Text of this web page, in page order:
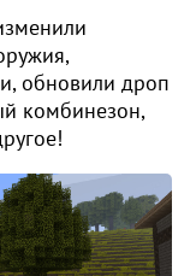
обновили дроп
комбинезон,